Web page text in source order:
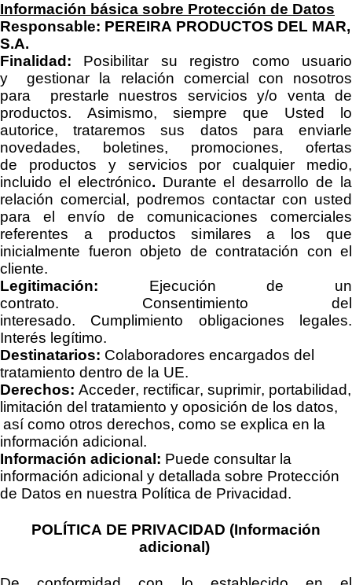
Información básica sobre Protección de Datos
Responsable: PEREIRA PRODUCTOS DEL MAR,
S.A.
Finalidad: Posibilitar su registro como usuario
y
gestionar la relación comercial con nosotros
para
prestarle nuestros servicios y/o venta de
productos. Asimismo, siempre que Usted lo
autorice, trataremos sus datos para enviarle
novedades, boletines, promociones, ofertas
de productos y servicios por cualquier medio,
incluido el electrónico. Durante el desarrollo de la
relación comercial, podremos contactar con usted
para el envío de comunicaciones comerciales
referentes a productos similares a los que
inicialmente fueron objeto de contratación con el
cliente.
Legitimación: Ejecución de un
contrato.
Consentimiento del
interesado. Cumplimiento obligaciones legales.
Interés legítimo.
Destinatarios: Colaboradores encargados del
tratamiento dentro de la UE.
Derechos: Acceder, rectificar, suprimir, portabilidad,
limitación del tratamiento y oposición de los datos,
así como otros derechos, como se explica en la
información adicional.
Información adicional: Puede consultar la
información adicional y detallada sobre Protección
de Datos en nuestra Política de Privacidad.
POLÍTICA DE PRIVACIDAD (Información
adicional)